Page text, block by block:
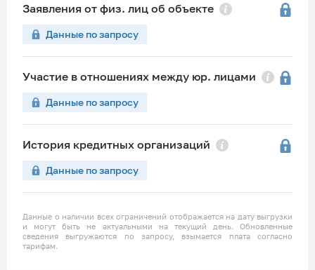
Заявления от физ. лиц об объекте
Данные по запросу
Участие в отношениях между юр. лицами
Данные по запросу
История кредитных организаций
Данные по запросу
Данные о наличии всех ограничений отображается на дату выгрузки
и могут быть не актуальными на текущий день. Обновленные
сведения выгружаются по запросу, взымается плата согласно
тарифам.